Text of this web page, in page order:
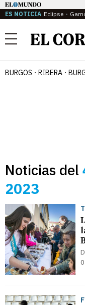
ES NOTICIA Eclipse
Menú
BURGOS RIBERA
Noticias del
2023